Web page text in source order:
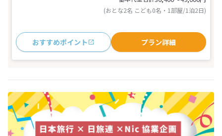
(おとな2名 こども0名・1部屋/1泊2日)
おすすめポイント プラン詳細